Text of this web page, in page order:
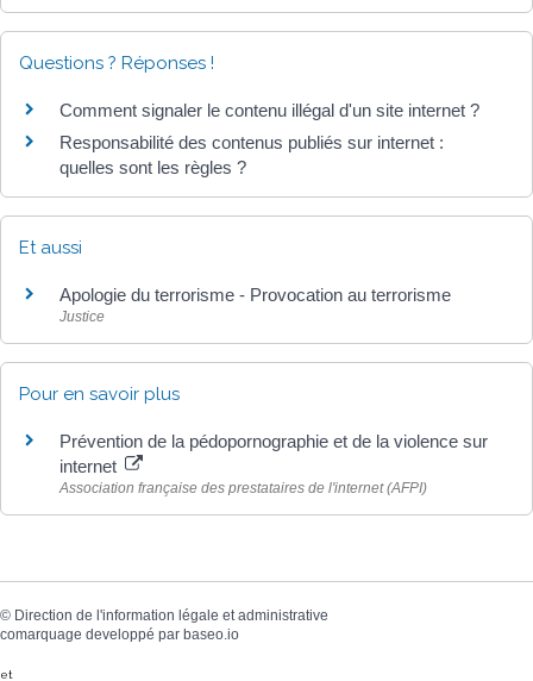
Questions ? Réponses !
Comment signaler le contenu illégal d'un site internet ?
Responsabilité des contenus publiés sur internet :
quelles sont les règles ?
Et aussi
Apologie du terrorisme - Provocation au terrorisme
Justice
Pour en savoir plus
Prévention de la pédopornographie et de la violence sur
internet
Association française des prestataires de l'internet (AFPI)
© Direction de l'information légale et administrative
comarquage developpé par baseo.io
et